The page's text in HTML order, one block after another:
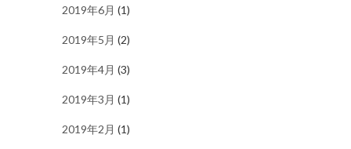
2019年6月 (1)
2019年5月 (2)
2019年4月 (3)
2019年3月 (1)
2019年2月 (1)